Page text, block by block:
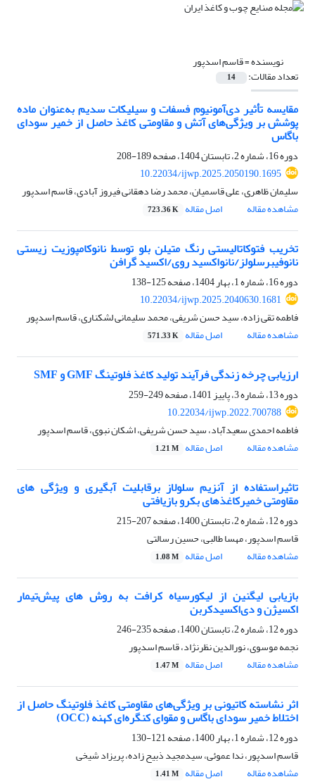
نویسنده =قاسم اسدپور
تعداد مقالات: 14
مقایسه تأثیر دی‌آمونیوم فسفات و سیلیکات سدیم به‌عنوان ماده
پوشش بر ویژگی‌‌های آتش و مقاومتی کاغذ حاصل از خمیر سودای
باگاس
دوره 16، شماره 2، تابستان 1404، صفحه
189-208
10.22034/ijwp.2025.2050190.1695
سلیمان ظاهری، علی قاسمیان، محمد رضا دهقانی فیروز آبادی، قاسم اسدپور
مشاهده مقاله
اصل مقاله 723.36 K
تخریب فتوکاتالیستی رنگ متیلن بلو توسط نانوکامپوزیت زیستی
نانوفیبرسلولز/نانواکسید روی/اکسید گرافن
دوره 16، شماره 1، بهار 1404، صفحه
125-138
10.22034/ijwp.2025.2040630.1681
فاطمه تقی زاده، سید حسن شریفی، محمد سلیمانی لشکناری، قاسم اسدپور
مشاهده مقاله
اصل مقاله 571.33 K
ارزیابی چرخه زندگی فرآیند تولید کاغذ فلوتینگ GMF و SMF
دوره 13، شماره 3، پاییز 1401، صفحه
249-259
10.22034/ijwp.2022.700788
فاطمه احمدی سعیدآباد، سید حسن شریفی، اشکان نبوی، قاسم اسدپور
مشاهده مقاله
اصل مقاله 1.21 M
تاثیراستفاده از آنزیم سلولاز برقابلیت آبگیری و ویژگی های
مقاومتی خمیرکاغذهای بکرو بازیافتی
دوره 12، شماره 2، تابستان 1400، صفحه
207-215
قاسم اسدپور، مهسا طالبی، حسین رسالتی
مشاهده مقاله
اصل مقاله 1.08 M
بازیابی لیگنین از لیکور‌سیاه کرافت به روش های پیش‌تیمار
اکسیژن و دی‌اکسیدکربن
دوره 12، شماره 2، تابستان 1400، صفحه
235-246
نجمه موسوی، نورالدین نظرنژاد، قاسم اسدپور
مشاهده مقاله
اصل مقاله 1.47 M
اثر نشاسته کاتیونی بر ویژگی‌های مقاومتی کاغذ فلوتینگ حاصل از
اختلاط خمیر سودای باگاس و مقوای کنگره‌ای کهنه (OCC)
دوره 12، شماره 1، بهار 1400، صفحه
121-130
قاسم اسدپور، ندا عموئی، سیدمجید ذبیح زاده، پریزاد شیخی
مشاهده مقاله
اصل مقاله 1.41 M